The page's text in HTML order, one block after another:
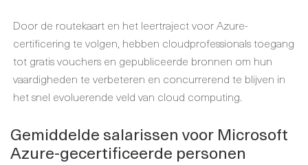
Door de routekaart en het leertraject voor Azure-
certificering te volgen, hebben cloudprofessionals toegang
tot gratis vouchers en gepubliceerde bronnen om hun
vaardigheden te verbeteren en concurrerend te blijven in
het snel evoluerende veld van cloud computing.
Gemiddelde salarissen voor Microsoft
Azure-gecertificeerde personen